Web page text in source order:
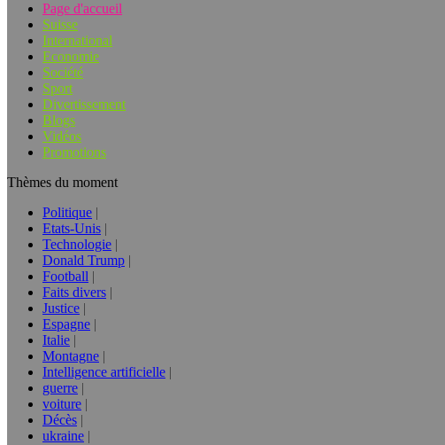
Page d'accueil
Suisse
International
Economie
Société
Sport
Divertissement
Blogs
Vidéos
Promotions
Thèmes du moment
Politique
Etats-Unis
Technologie
Donald Trump
Football
Faits divers
Justice
Espagne
Italie
Montagne
Intelligence artificielle
guerre
voiture
Décès
ukraine